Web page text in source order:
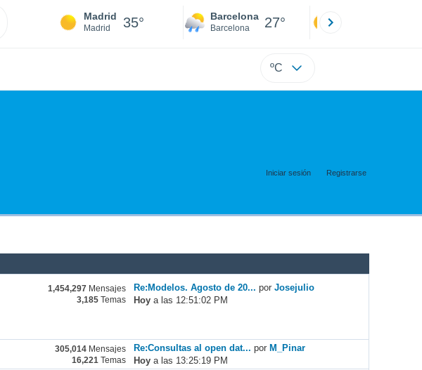
Madrid
Madrid 35° Barcelona
Barcelona 27°
ºC
Iniciar sesión Registrarse
1,454,297 Mensajes
3,185 Temas
Re:Modelos. Agosto de 20... porJosejulio
Hoy a las 12:51:02 PM
305,014 Mensajes
16,221 Temas
Re:Consultas al open dat... porM_Pinar
Hoy a las 13:25:19 PM